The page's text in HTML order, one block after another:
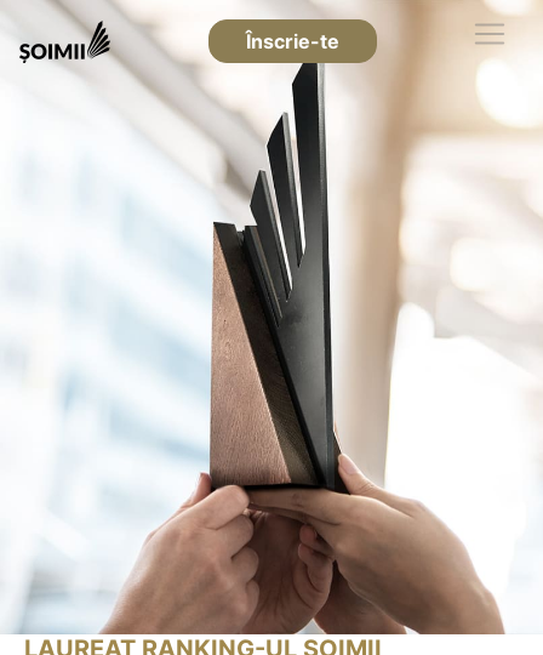
Înscrie-te
LAUREAT RANKING-UL ȘOIMII